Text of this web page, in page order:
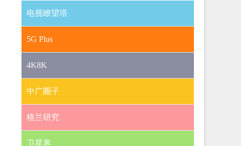
电视瞭望塔
5G Plus
4K8K
中广圈子
格兰研究
卫星界